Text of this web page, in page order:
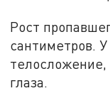
Рост
сантиметров.
глаза.